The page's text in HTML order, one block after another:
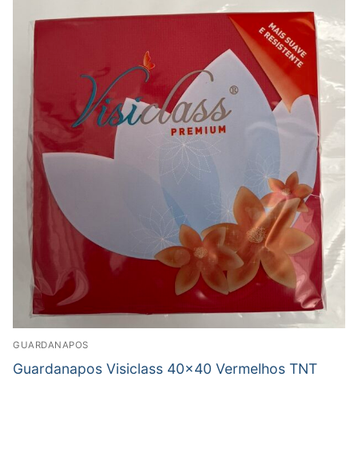
GUARDANAPOS
Guardanapos Visiclass 40×40 Vermelhos TNT